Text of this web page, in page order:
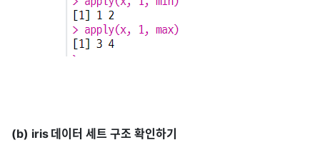
(b) iris 데이터 세트 구조 확인하기